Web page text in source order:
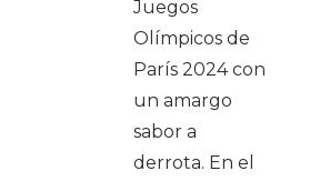
Juegos
Olímpicos de
París 2024 con
un amargo
sabor a
derrota. En el